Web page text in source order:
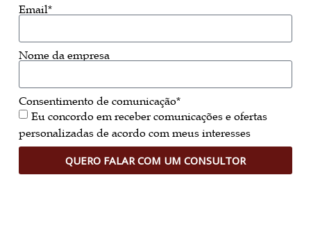
Email*
Nome da empresa
Consentimento de comunicação*
Eu concordo em receber comunicações e ofertas
personalizadas de acordo com meus interesses
QUERO FALAR COM UM CONSULTOR